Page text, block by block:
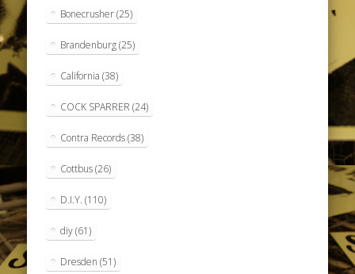
Bonecrusher(25)
Brandenburg(25)
California (38)
COCK SPARRER (24)
Contra Records(38)
Cottbus(26)
D.I.Y. (110)
diy(61)
Dresden (51)